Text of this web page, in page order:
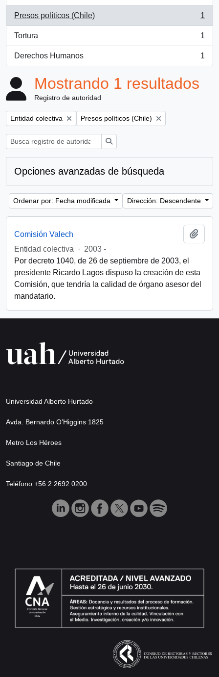
Presos políticos (Chile)
, 1 resultados
1
Tortura
, 1 resultados
1
Derechos Humanos
, 1 resultados
1
Mostrando 1 resultados
Registro de autoridad
Remove filter:
Entidad colectiva Remove filter:
Presos políticos (Chile)
Opciones avanzadas de búsqueda
Ordenar por: Fecha modificada Dirección: Descendente
Comisión Valech
Entidad colectiva
· 2003 -
Por decreto 1040, de 26 de septiembre de 2003, el
presidente Ricardo Lagos dispuso la creación de esta
Comisión, que tendría la calidad de órgano asesor del
mandatario.
Universidad Alberto Hurtado
Avda. Bernardo O’Higgins 1825
Metro Los Héroes
Santiago de Chile
Teléfono +56 2 2692 0200